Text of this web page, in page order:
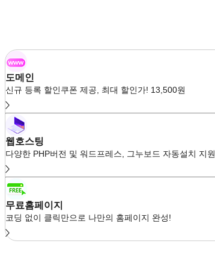
도메인
신규 등록 할인쿠폰 제공, 최대 할인가! 13,500원
웹호스팅
다양한 PHP버전 및 워드프레스, 그누보드 자동설치 지원
무료홈페이지
코딩 없이 클릭만으로 나만의 홈페이지 완성!